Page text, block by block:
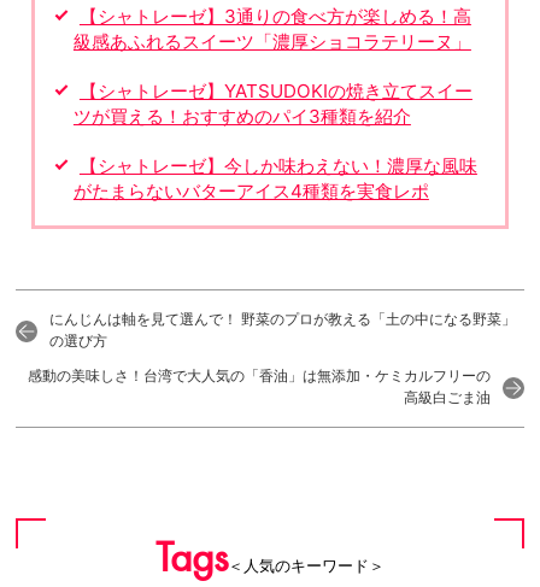
【シャトレーゼ】3通りの食べ方が楽しめる！高
級感あふれるスイーツ「濃厚ショコラテリーヌ」
【シャトレーゼ】YATSUDOKIの焼き立てスイー
ツが買える！おすすめのパイ3種類を紹介
【シャトレーゼ】今しか味わえない！濃厚な風味
がたまらないバターアイス4種類を実食レポ
にんじんは軸を見て選んで！ 野菜のプロが教える「土の中になる野菜」
の選び方
感動の美味しさ！台湾で大人気の「香油」は無添加・ケミカルフリーの
高級白ごま油
Tags＜人気のキーワード＞